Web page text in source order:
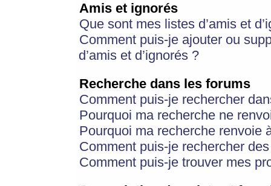
Amis et ignorés
Que sont mes listes d’amis et
Comment puis-je ajouter ou
d’amis et d’ignorés ?
Recherche dans les forums
Comment puis-je rechercher
Pourquoi ma recherche ne
Pourquoi ma recherche renvoie
Comment puis-je rechercher
Comment puis-je trouver mes